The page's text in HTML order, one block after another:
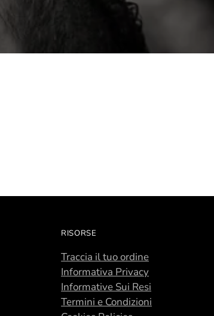
RISORSE
Traccia il tuo ordine
Informativa Privacy
Informative Sui Resi
Termini e Condizioni